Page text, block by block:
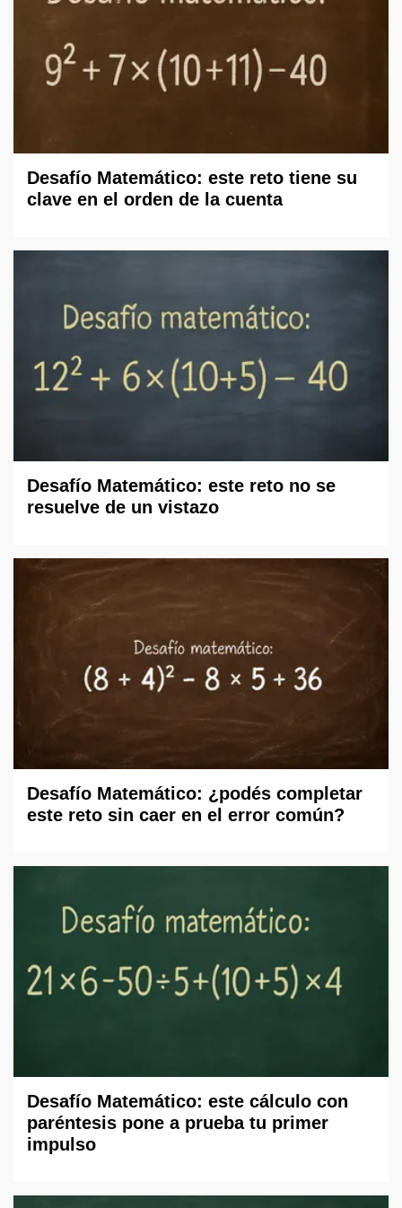
Desafío Matemático: este reto tiene su
clave en el orden de la cuenta
Desafío Matemático: este reto no se
resuelve de un vistazo
Desafío Matemático: ¿podés completar
este reto sin caer en el error común?
Desafío Matemático: este cálculo con
paréntesis pone a prueba tu primer
impulso